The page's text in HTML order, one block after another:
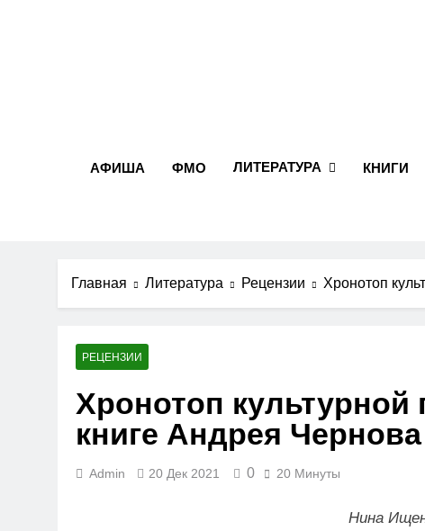
АФИША ФМО ЛИТЕРАТУРА КНИГИ
Главная Литература Рецензии Хронотоп
РЕЦЕНЗИИ
Хронотоп культурной
книге Андрея
Admin 20 Дек 2021 0 20 Минуты
Нина